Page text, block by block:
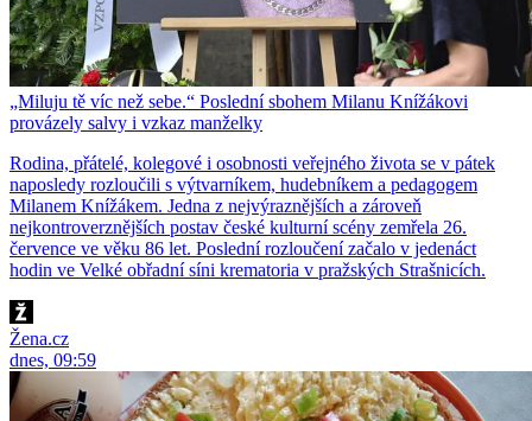
„Miluju tě víc než sebe.“ Poslední sbohem Milanu Knížákovi
provázely salvy i vzkaz manželky
Rodina, přátelé, kolegové i osobnosti veřejného života se v pátek
naposledy rozloučili s výtvarníkem, hudebníkem a pedagogem
Milanem Knížákem. Jedna z nejvýraznějších a zároveň
nejkontroverznějších postav české kulturní scény zemřela 26.
července ve věku 86 let. Poslední rozloučení začalo v jedenáct
hodin ve Velké obřadní síni krematoria v pražských Strašnicích.
Žena.cz
dnes, 09:59